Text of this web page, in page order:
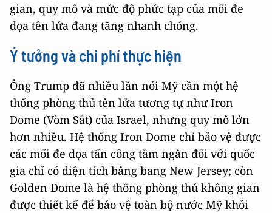
gian, quy mô và mức độ phức tạp của mối đe
dọa tên lửa đang tăng nhanh chóng.
Ý tưởng và chi phí thực hiện
Ông Trump đã nhiều lần nói Mỹ cần một hệ
thống phòng thủ tên lửa tương tự như Iron
Dome (Vòm Sắt) của Israel, nhưng quy mô lớn
hơn nhiều. Hệ thống Iron Dome chỉ bảo vệ được
các mối đe dọa tấn công tầm ngắn đối với quốc
gia chỉ có diện tích bằng bang New Jersey; còn
Golden Dome là hệ thống phòng thủ không gian
được thiết kế để bảo vệ toàn bộ nước Mỹ khỏi